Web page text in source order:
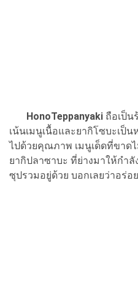
HonoTeppanyaki ถือเป็น
เน้นเมนูเนื้อและยากิโซบะเป็
ไปด้วยคุณภาพ เมนูเด็ดที่ขาด
ยากิปลาซาบะ ที่ย่างมาให้กำ
ซุปรวมอยู่ด้วย บอกเลยว่าอร่